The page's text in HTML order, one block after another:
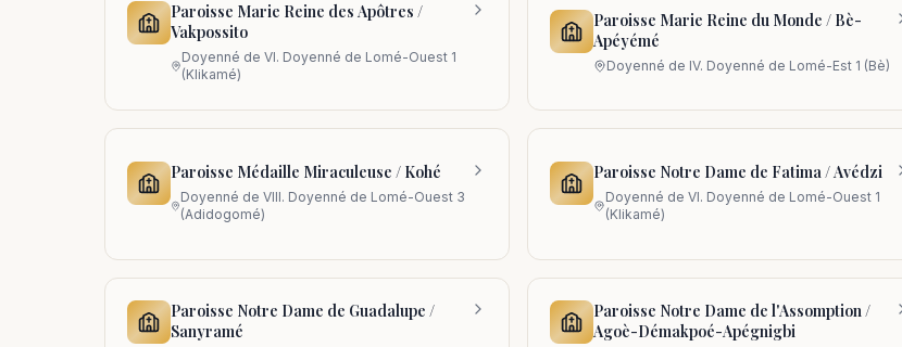
Paroisse Marie Reine des Apôtres /
Vakpossito
Doyenné deVI. Doyenné de Lomé-Ouest 1
(Klikamé)
Paroisse Marie Reine du Monde / Bè-
Apéyémé
Doyenné de IV. Doyenné de Lomé-Est 1 (Bè)
Paroisse Médaille Miraculeuse / Kohé
Doyenné deVIII. Doyenné de Lomé-Ouest 3
(Adidogomé)
Paroisse Notre Dame de Fatima / Avédzi
Doyenné de VI. Doyenné de Lomé-Ouest 1
(Klikamé)
Paroisse Notre Dame de Guadalupe /
Sanyramé
Paroisse Notre Dame de l'Assomption /
Agoè-Démakpoé-Apégnigbi